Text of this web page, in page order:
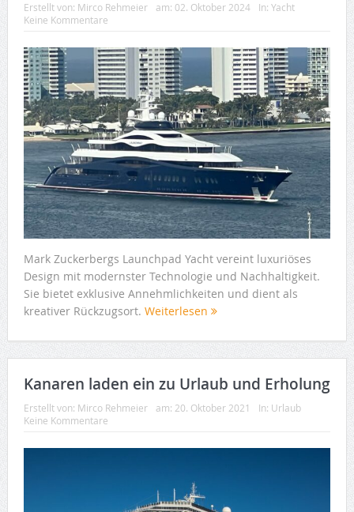
Erstellt von: Mirco Rehmeier am: 02. Oktober 2024 In: Yacht
Keine Kommentare
Mark Zuckerbergs Launchpad Yacht vereint luxuriöses
Design mit modernster Technologie und Nachhaltigkeit.
Sie bietet exklusive Annehmlichkeiten und dient als
kreativer Rückzugsort. Weiterlesen
Kanaren laden ein zu Urlaub und Erholung
Erstellt von: Mirco Rehmeier am: 20. Oktober 2021 In: Urlaub
Keine Kommentare